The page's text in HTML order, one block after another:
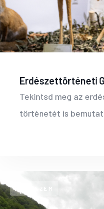
Erdészettörténeti
Tekintsd meg az
történetét is
MEGNÉZEM